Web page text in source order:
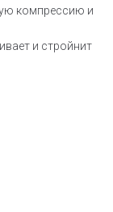
компрессию и
и стройнит